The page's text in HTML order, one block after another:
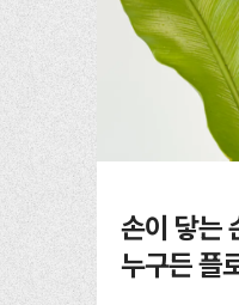
손이 닿는
누구든 플